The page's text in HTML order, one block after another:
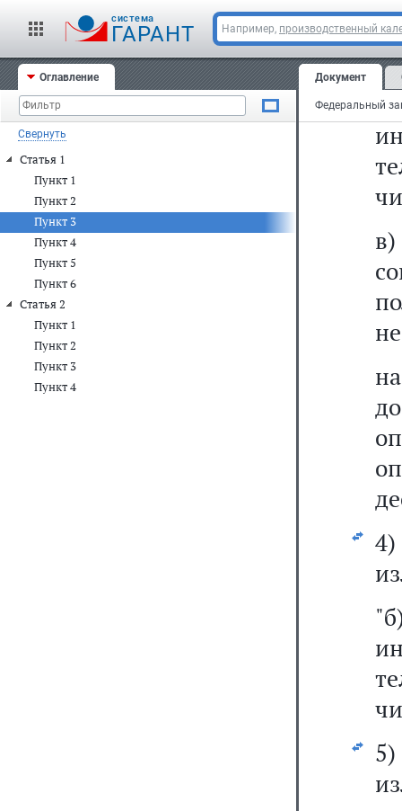
cистема
ГАРАНТ Например, производственный
Оглавление
Свернуть
Статья 1
Пункт 1
Пункт 2
Пункт 3
Пункт 4
Пункт 5
Пункт 6
Статья 2
Пункт 1
Пункт 2
Пункт 3
Пункт 4
Документ